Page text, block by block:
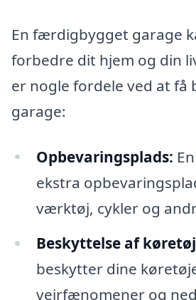
En færdigbygget garage
forbedre dit hjem og din
er nogle fordele ved at få
garage:
Opbevaringsplads:
ekstra
værktøj, cykler og
Beskyttelse af
beskytter dine
vejrfænomener og